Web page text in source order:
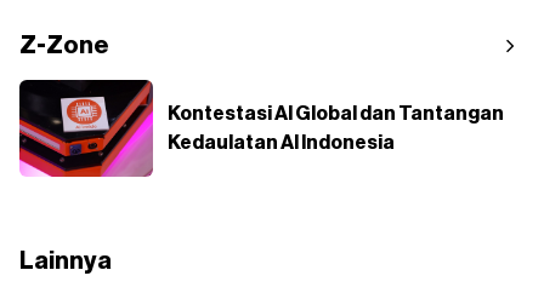
Z-Zone
Kontestasi AI Global dan Tantangan
Kedaulatan AI Indonesia
Lainnya